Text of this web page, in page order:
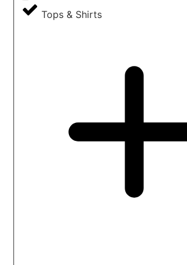
Tops & Shirts